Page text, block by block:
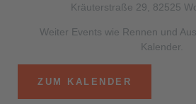
Kräuterstraße 29, 82525
Weiter Events wie Rennen und
Kalender.
ZUM KALENDER